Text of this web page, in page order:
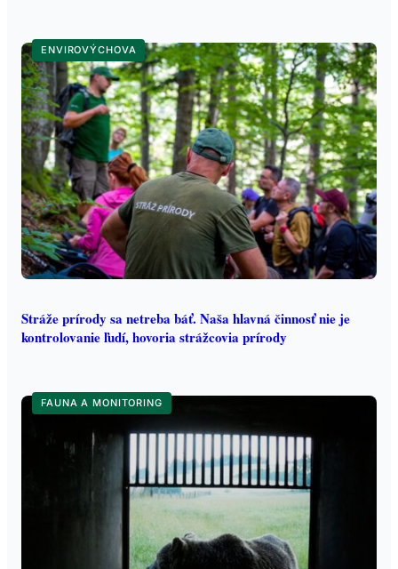
ENVIROVÝCHOVA
Stráže prírody sa netreba báť. Naša hlavná činnosť nie je
kontrolovanie ľudí, hovoria strážcovia prírody
FAUNA A MONITORING